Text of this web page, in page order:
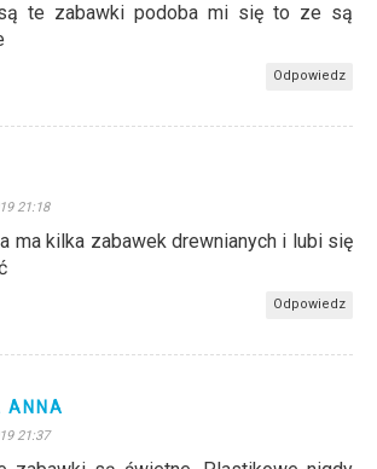
te zabawki podoba mi się to ze są
Odpowiedz
21:18
ma kilka zabawek drewnianych i lubi się
Odpowiedz
ANNA
21:37